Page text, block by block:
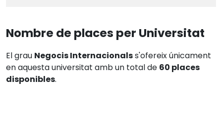
Nombre de places per Universitat
El grau Negocis Internacionalss'ofereix únicament
en aquesta universitat amb un total de 60 places
disponibles.